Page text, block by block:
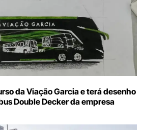
da Viação Garcia e terá desenho
Double Decker da empresa